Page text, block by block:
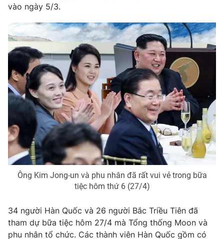
Tổng đài VTV:024.38 355 931 - 024.38 355 932
Email: toasoan@vtv.vn
Liên hệ quảng cáo:024-7300.7108
® Cấm sao chép dưới mọi hình thức nếu không có sự chấp
thông tin từ website này.
vào ngày 5/3.
Ông Kim Jong-un và phu nhân đã rất vui vẻ trong bữa
tiệc hôm thứ 6 (27/4)
34 người Hàn Quốc và 26 người Bắc Triều Tiên đã
tham dự bữa tiệc hôm 27/4 mà Tổng thống Moon và
phu nhân tổ chức. Các thành viên Hàn Quốc gồm có